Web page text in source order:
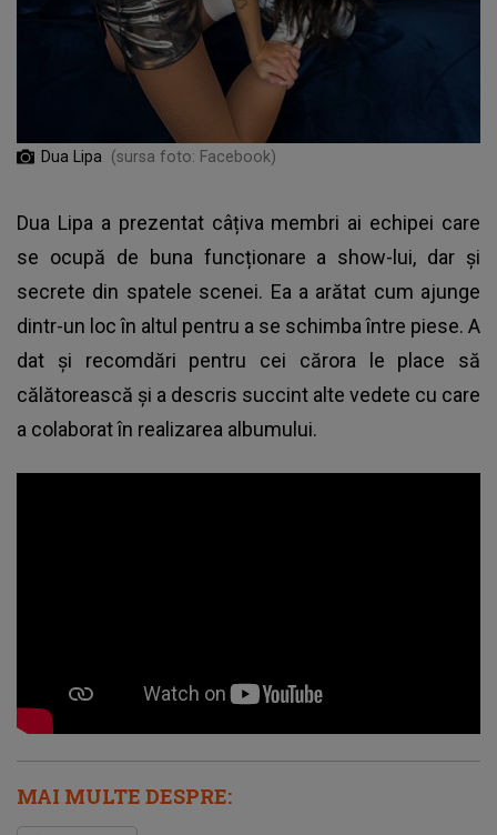
Dua Lipa (sursa foto: Facebook)
Dua Lipa a prezentat câțiva membri ai echipei care
se ocupă de buna funcționare a show-lui, dar și
secrete din spatele scenei. Ea a arătat cum ajunge
dintr-un loc în altul pentru a se schimba între piese. A
dat și recomdări pentru cei cărora le place să
călătorească și a descris succint alte vedete cu care
a colaborat în realizarea albumului.
MAI MULTE DESPRE: